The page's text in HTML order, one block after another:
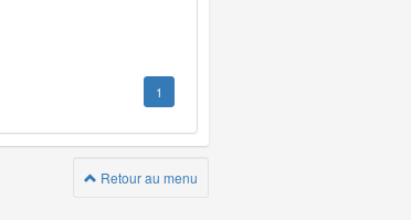
1
Retour au menu